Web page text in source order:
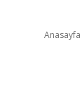
Anasayfa